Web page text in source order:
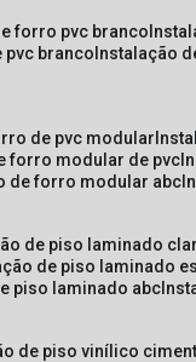
forro pvc branco
pvc branco instalação
de pvc modular
forro modular de pvc
de forro modular abc
de piso laminado
de piso laminado
piso laminado abc
de piso vinílico